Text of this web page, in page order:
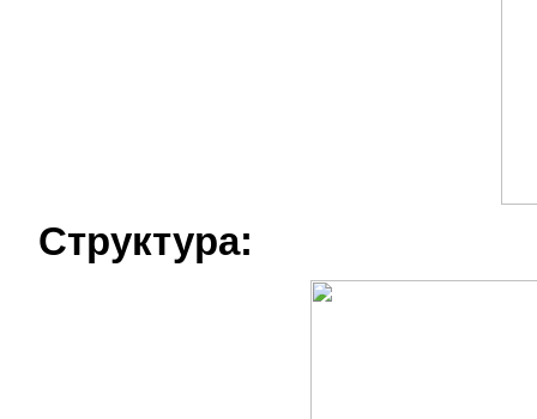
Структура: